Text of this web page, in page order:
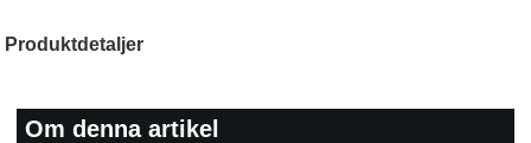
Produktdetaljer
Om denna artikel